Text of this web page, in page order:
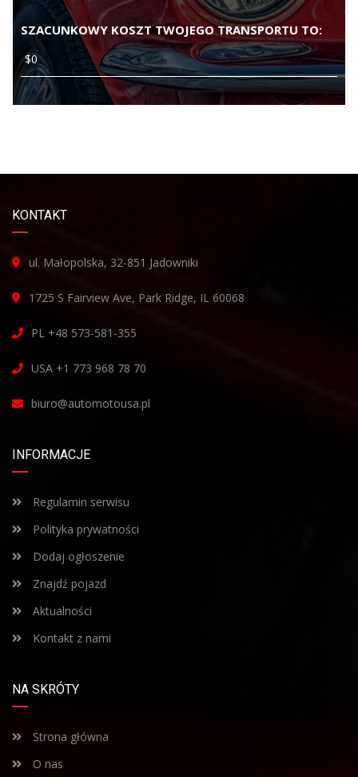
SZACUNKOWY KOSZT TWOJEGO TRANSPORTU TO:
KONTAKT
ul. Małopolska, 32-851 Jadowniki
1725 S Fairview Ave, Park Ridge, IL 60068
PL +48 573-581-355
USA +1 773 968 78 70
biuro@automotousa.pl
INFORMACJE
Regulamin serwisu
Polityka prywatności
Dodaj ogłoszenie
Znajdź pojazd
Aktualności
Kontakt z nami
NA SKRÓTY
Strona główna
O nas